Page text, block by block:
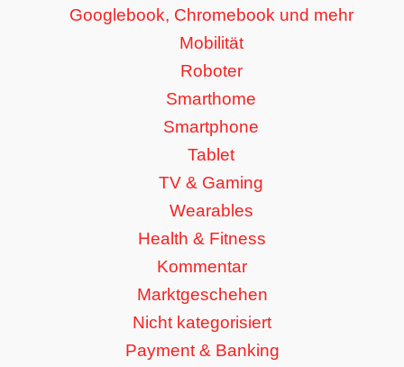
Googlebook, Chromebook und mehr
Mobilität
Roboter
Smarthome
Smartphone
Tablet
TV & Gaming
Wearables
Health & Fitness
Kommentar
Marktgeschehen
Nicht kategorisiert
Payment & Banking